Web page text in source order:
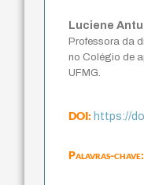
Luciene
Professora da
no Colégio de
UFMG.
DOI:https://
Palavras-